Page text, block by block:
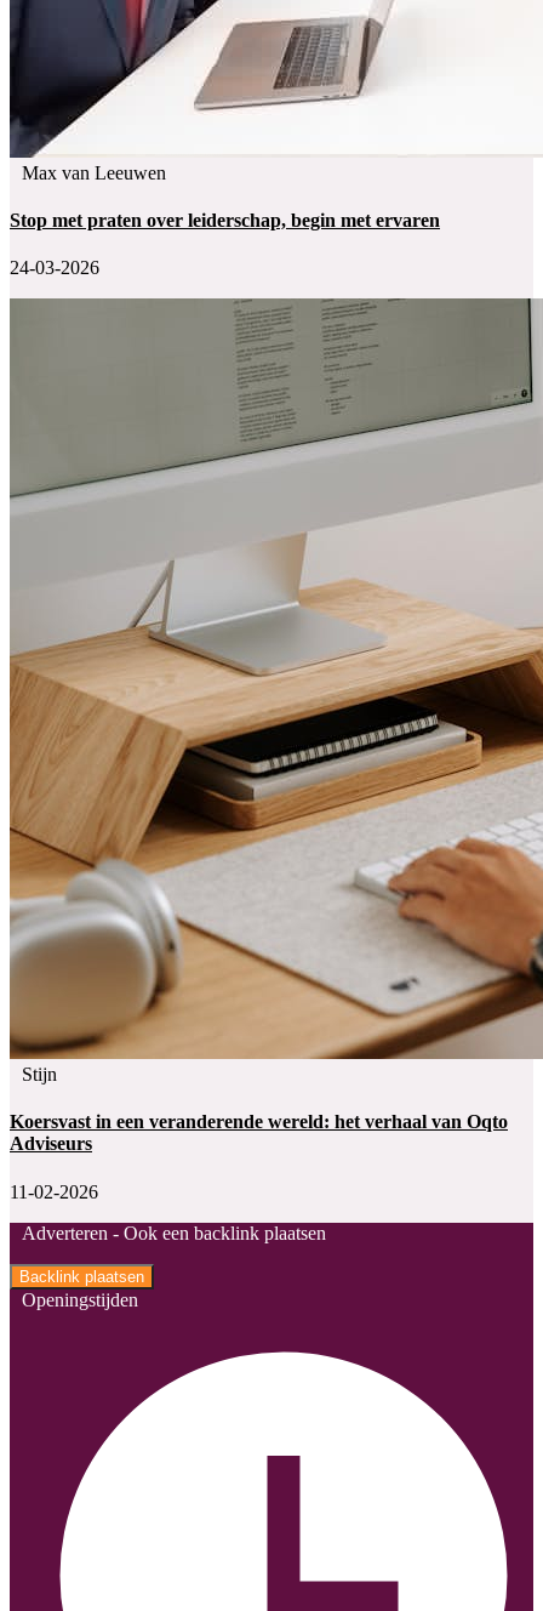
Max van Leeuwen
Stop met praten over leiderschap, begin met ervaren
24-03-2026
Stijn
Koersvast in een veranderende wereld: het verhaal van Oqto
Adviseurs
11-02-2026
Adverteren - Ook een backlink plaatsen
Backlink plaatsen
Openingstijden